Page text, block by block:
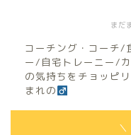
まだ
コーチング・コーチ/
ー/自宅トレーニー/
の気持ちをチョッピ
まれの